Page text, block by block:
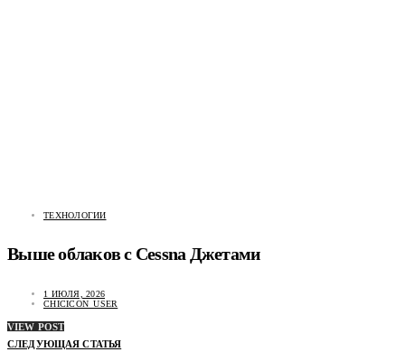
ТЕХНОЛОГИИ
Выше облаков c Cessna Джетами
1 ИЮЛЯ, 2026
CHICICON_USER
VIEW POST
СЛЕДУЮЩАЯ СТАТЬЯ